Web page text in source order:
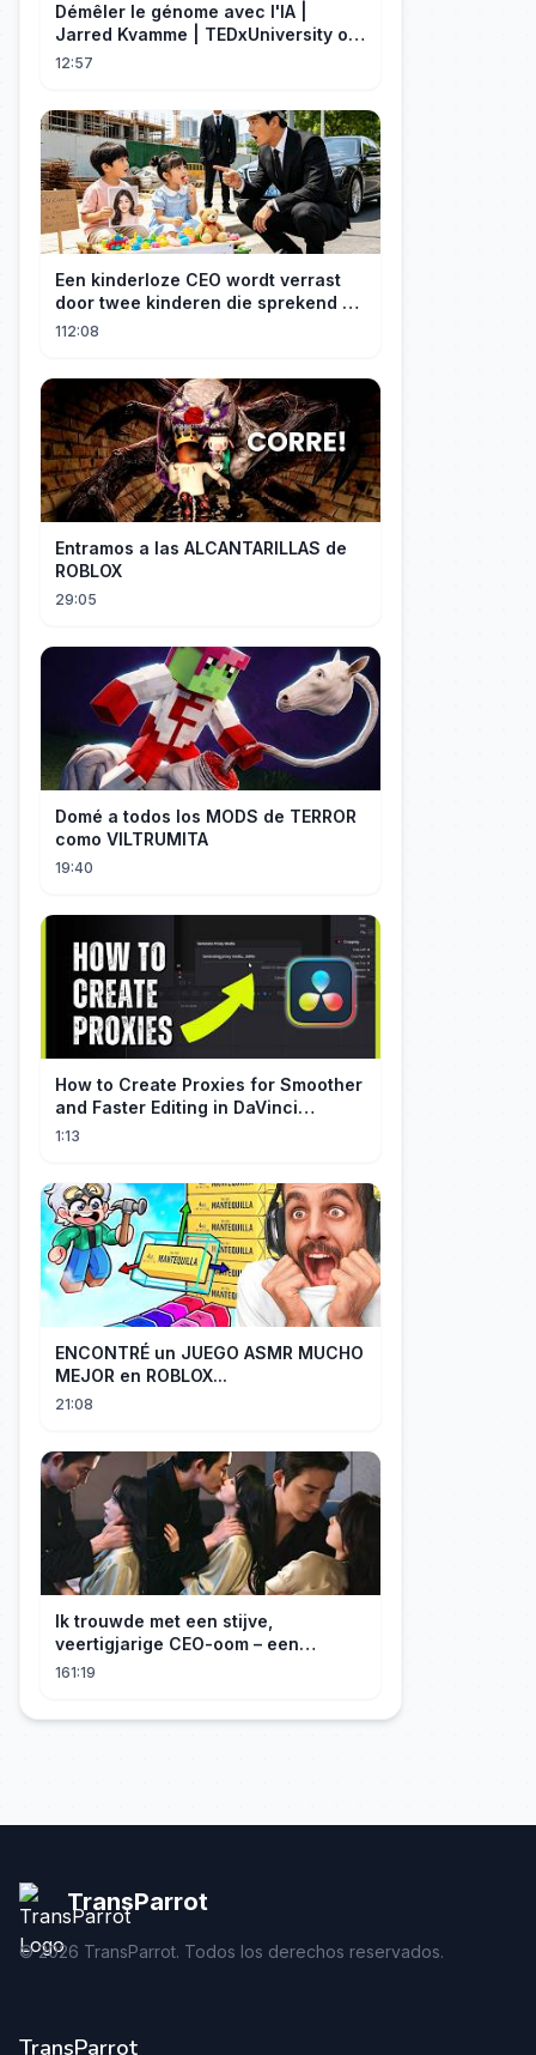
Démêler le génome avec l'IA |
Jarred Kvamme | TEDxUniversity of
Montana Western
12:57
Een kinderloze CEO wordt verrast
door twee kinderen die sprekend op
hem lijken en is geschokt: Wie zijn
112:08
Entramos a las ALCANTARILLAS de
ROBLOX
29:05
Domé a todos los MODS de TERROR
como VILTRUMITA
19:40
How to Create Proxies for Smoother
and Faster Editing in DaVinci
Resolve
1:13
ENCONTRÉ un JUEGO ASMR MUCHO
MEJOR en ROBLOX...
21:08
Ik trouwde met een stijve,
veertigjarige CEO-oom – een
verborgen monster van acht jaar! Hij
161:19
TransParrot
©2026 TransParrot. Todos los derechos reservados.
TransParrot